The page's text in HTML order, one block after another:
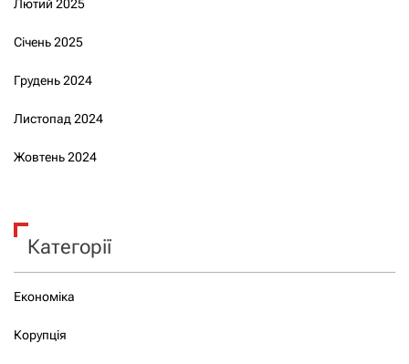
Лютий 2025
Січень 2025
Грудень 2024
Листопад 2024
Жовтень 2024
Категорії
Економіка
Корупція